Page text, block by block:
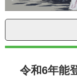
本
令和6年能